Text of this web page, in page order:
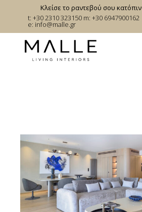
t: +30 2310 323150 m: +30 6947900162
e: info@malle.gr
Κλείσε το ραντεβού σου κατόπιν